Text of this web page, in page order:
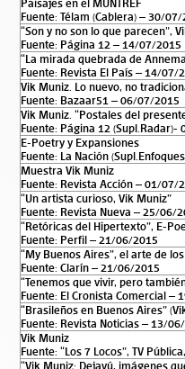
Paisajes en el MUNTREF
Fuente: Télam (Cablera) – 30/07/
“Son y no son lo que parecen”,
Fuente: Página 12 – 14/07/2015
“La mirada quebrada de
Fuente: Revista El País – 14/07/
Vik Muniz. Lo nuevo, no
Fuente: Bazaar51 – 06/07/2015
Vik Muniz. “Postales del
Fuente: Página 12 (Supl.Radar)-
E-Poetry y Expansiones
Fuente: La Nación
Muestra Vik Muniz
Fuente: Revista Acción – 01/07/
“Un artista curioso, Vik Muniz”
Fuente: Revista Nueva – 25/06/
“Retóricas del Hipertexto”, E-
Fuente: Perfil – 21/06/2015
“My Buenos Aires”, el arte de
Fuente: Clarín – 21/06/2015
“Tenemos que vivir, pero
Fuente: El Cronista Comercial –
“Brasileños en Buenos Aires”
Fuente: Revista Noticias – 13/
Vik Muniz
Fuente: “Los 7 Locos”, TV
“Vik Muniz: Dejavú, imágenes